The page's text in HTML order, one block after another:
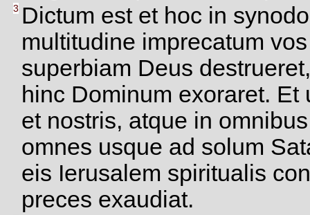
3 Dictum est et hoc in
multitudine imprecatum
superbiam Deus
hinc Dominum exoraret.
et nostris, atque in
omnes usque ad solum
eis Ierusalem spiritualis
preces exaudiat.